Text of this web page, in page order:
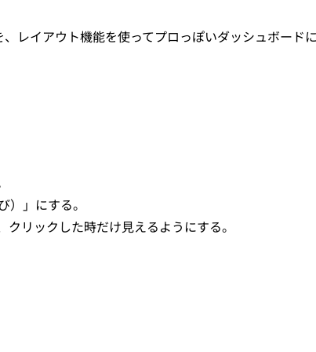
レイアウト機能を使ってプロっぽいダッシュボード
」にする。
リックした時だけ見えるようにする。